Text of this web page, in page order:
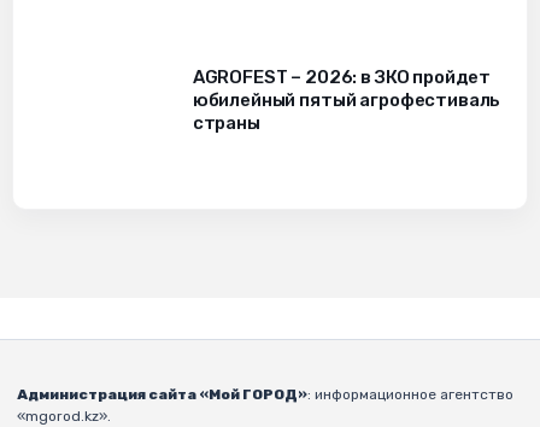
AGROFEST – 2026: в ЗКО пройдет
юбилейный пятый агрофестиваль
страны
Администрация сайта «Мой ГОРОД»: информационное агентство
«mgorod.kz».